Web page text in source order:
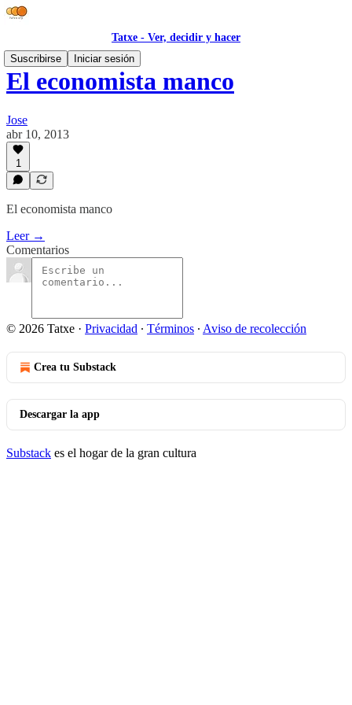
Tatxe - Ver, decidir y hacer
Suscribirse
Iniciar sesión
El economista manco
Jose
abr 10, 2013
1
El economista manco
Leer →
Comentarios
© 2026 Tatxe · Privacidad ∙ Términos ∙ Aviso de recolección
Crea tu Substack
Descargar la app
Substack es el hogar de la gran cultura